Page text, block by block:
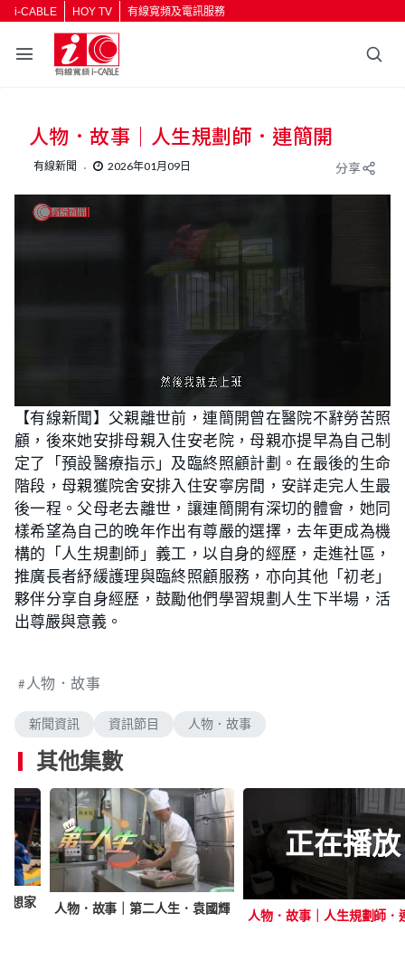
i-CABLE HOY TV 有線寬頻及電訊服務
返回
按輸入鍵開始搜尋
人物．故事｜人生規劃師．連簡開
有線新聞 2026年01月09日 分享
n
m
t
e
o
a
d
e
d
:
1
4
.
9
2
%
【有線新聞】父親離世前，連簡開曾在醫院不辭勞苦照
顧，後來她安排母親入住安老院，母親亦提早為自己制
定了「預設醫療指示」及臨終照顧計劃。在最後的生命
階段，母親獲院舍安排入住安寧房間，安詳走完人生最
後一程。父母老去離世，讓連簡開有深切的體會，她同
樣希望為自己的晚年作出有尊嚴的選擇，去年更成為機
構的「人生規劃師」義工，以自身的經歷，走進社區，
推廣長者紓緩護理與臨終照顧服務，亦向其他「初老」
夥伴分享自身經歷，鼓勵他們學習規劃人生下半場，活
出尊嚴與意義。
人物．故事
新聞資訊 資訊節目 人物．故事
其他集數
想家 人物．故事｜第二人生．袁國輝
正在播放
人物．故事｜人生規劃師．